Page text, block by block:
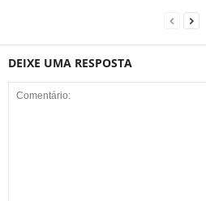
DEIXE UMA RESPOSTA